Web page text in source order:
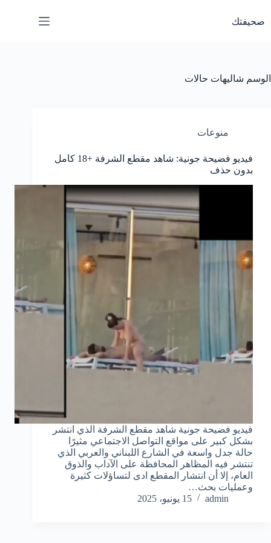
المحتوى
صحيفتك
الوسم شاليهات حالات
منوعات
فيديو فضيحة جونية: شاهد مقطع الشرفة +18 كامل
بدون حذف
فيديو فضيحة جونية شاهد مقطع الشرفة الذي انتشر
بشكل كبير على مواقع التواصل الاجتماعي مثيرًا
حالة جدل واسعة في الشارع اللبناني والعربي الذي
تنتشر فيه المظاهر المحافظة على الآداب والذوق
العام، إلا أن انتشار المقطع ادى لتساؤلات كثيرة
وعمليات بحث…
admin
15 يونيو، 2025